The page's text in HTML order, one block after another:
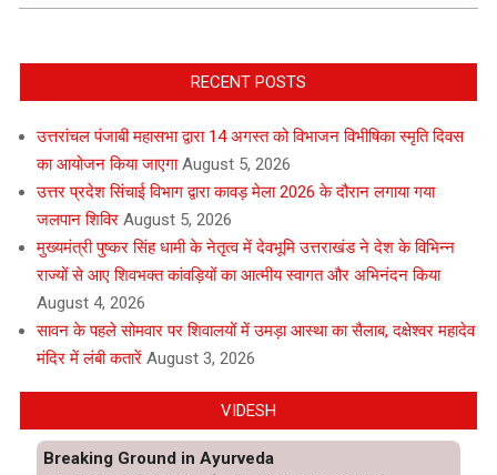
RECENT POSTS
उत्तरांचल पंजाबी महासभा द्वारा 14 अगस्त को विभाजन विभीषिका स्मृति दिवस
का आयोजन किया जाएगा August 5, 2026
उत्तर प्रदेश सिंचाई विभाग द्वारा कावड़ मेला 2026 के दौरान लगाया गया
जलपान शिविर August 5, 2026
मुख्यमंत्री पुष्कर सिंह धामी के नेतृत्व में देवभूमि उत्तराखंड ने देश के विभिन्न
राज्यों से आए शिवभक्त कांवड़ियों का आत्मीय स्वागत और अभिनंदन किया
August 4, 2026
सावन के पहले सोमवार पर शिवालयों में उमड़ा आस्था का सैलाब, दक्षेश्वर महादेव
मंदिर में लंबी कतारें August 3, 2026
VIDESH
Breaking Ground in Ayurveda